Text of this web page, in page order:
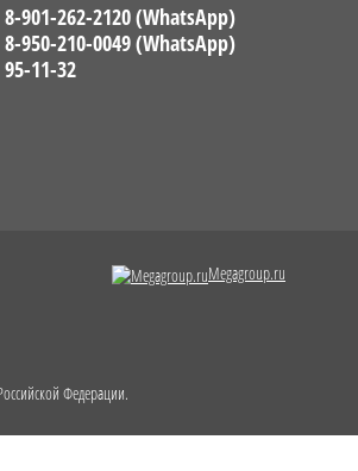
8-901-262-2120 (WhatsApp)
8-950-210-0049 (WhatsApp)
95-11-32
Megagroup.ru
Федерации.